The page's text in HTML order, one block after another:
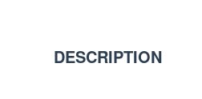
DESCRIPTION